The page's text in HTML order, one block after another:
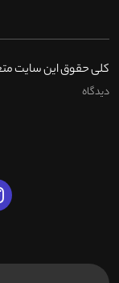
کلی حقوق این سایت
دیدگاه